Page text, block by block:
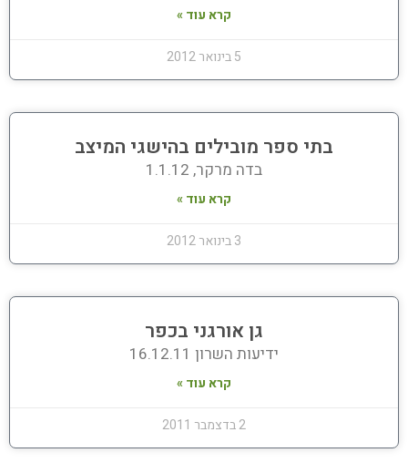
קרא עוד »
5 בינואר 2012
בתי ספר מובילים בהישגי המיצב
בדה מרקר, 1.1.12
קרא עוד »
3 בינואר 2012
גן אורגני בכפר
ידיעות השרון 16.12.11
קרא עוד »
2 בדצמבר 2011